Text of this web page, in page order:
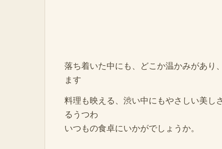
落ち着いた中にも、どこか温かみがあり
ます
料理も映える、渋い中にもやさしい美し
るうつわ
いつもの食卓にいかがでしょうか。